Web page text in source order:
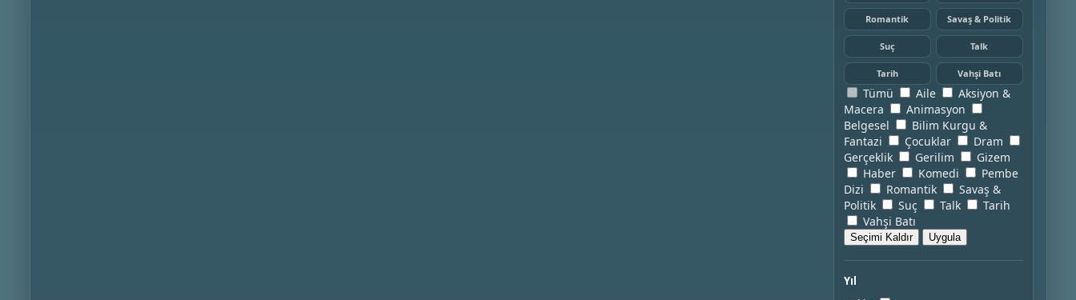
Romantik Savaş & Politik
Suç Talk
Tarih Vahşi Batı
Tümü Aile
Aksiyon &
Macera
Animasyon
Belgesel
Bilim Kurgu &
Fantazi
Çocuklar
Dram
Gerçeklik
Gerilim
Gizem
Haber
Komedi
Pembe
Dizi
Romantik
Savaş &
Politik
Suç Talk
Tarih
Vahşi Batı
Seçimi Kaldır Uygula
Yıl